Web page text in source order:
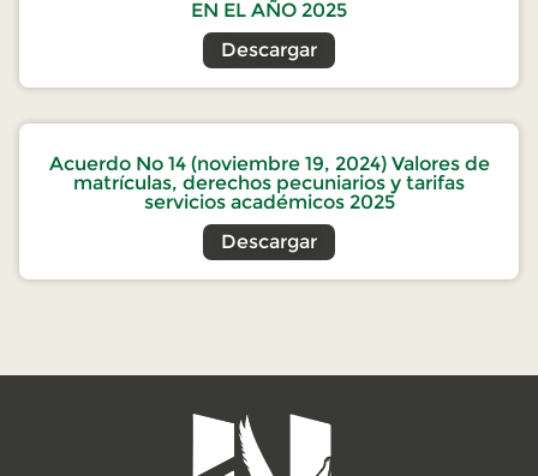
EN EL AÑO 2025
Descargar
Acuerdo No 14 (noviembre 19, 2024) Valores de
matrículas, derechos pecuniarios y tarifas
servicios académicos 2025
Descargar